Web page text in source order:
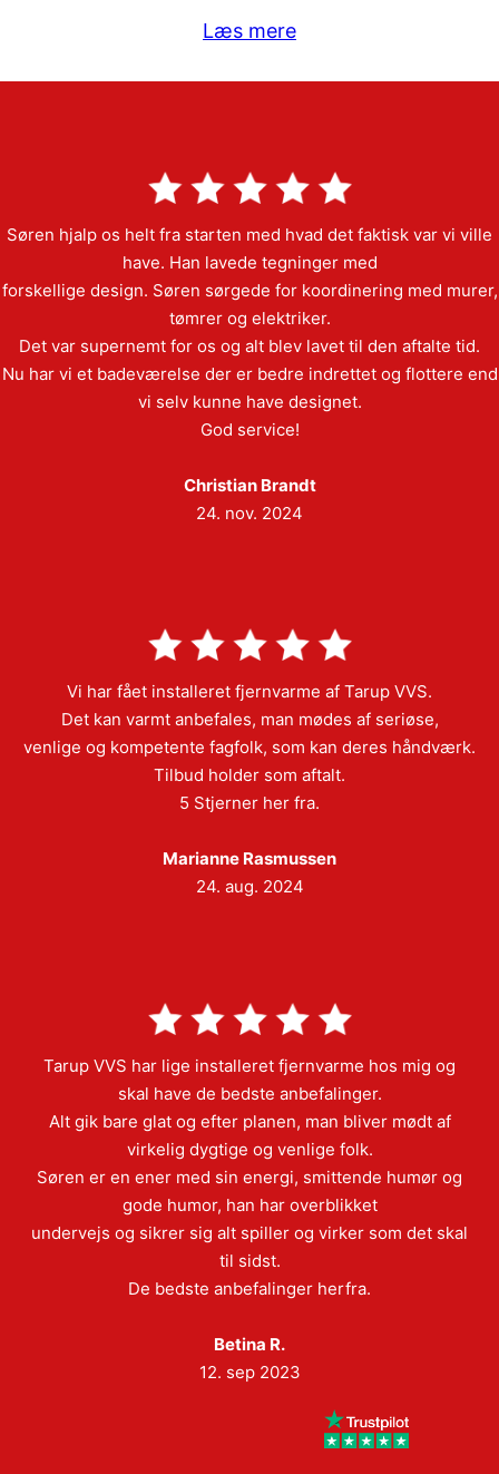
Læs mere
Søren hjalp os helt fra starten med hvad det faktisk var vi ville
have. Han lavede tegninger med
forskellige design. Søren sørgede for koordinering med murer,
tømrer og elektriker.
Det var supernemt for os og alt blev lavet til den aftalte tid.
Nu har vi et badeværelse der er bedre indrettet og flottere end
vi selv kunne have designet.
God service!
Christian Brandt
24. nov. 2024
Vi har fået installeret fjernvarme af Tarup VVS.
Det kan varmt anbefales, man mødes af seriøse,
venlige og kompetente fagfolk, som kan deres håndværk.
Tilbud holder som aftalt.
5 Stjerner her fra.
Marianne Rasmussen
24. aug. 2024
Tarup VVS har lige installeret fjernvarme hos mig og
skal have de bedste anbefalinger.
Alt gik bare glat og efter planen, man bliver mødt af
virkelig dygtige og venlige folk.
Søren er en ener med sin energi, smittende humør og
gode humor, han har overblikket
undervejs og sikrer sig alt spiller og virker som det skal
til sidst.
De bedste anbefalinger herfra.
Betina R.
12. sep 2023